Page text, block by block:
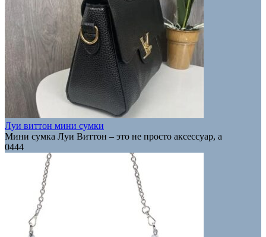
Луи виттон мини сумки
Мини сумка Луи Виттон – это не просто аксессуар, а
0444